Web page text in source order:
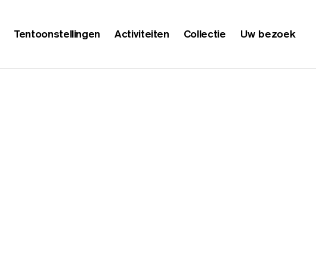
Tentoonstellingen Activiteiten Collectie Uw bezoek